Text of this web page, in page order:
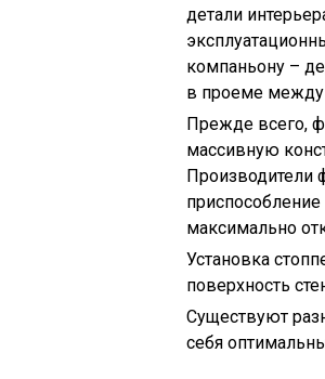
детали
компаньону –
в проеме между
Прежде всего,
массивную
Производители
максимально
Установка
поверхность
Существуют
себя